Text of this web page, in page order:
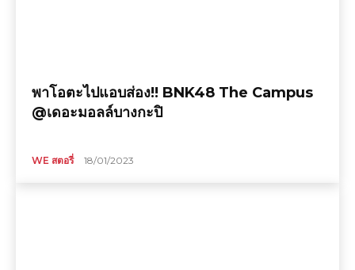
พาโอตะไปแอบส่อง!! BNK48 The Campus
@เดอะมอลล์บางกะปิ
WE สตอรี่ 18/01/2023